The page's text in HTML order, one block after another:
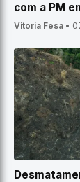
com a PM
Vitoria Fesa •